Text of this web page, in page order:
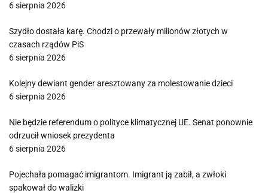
6 sierpnia 2026
Szydło dostała karę. Chodzi o przewały milionów złotych w
czasach rządów PiS
6 sierpnia 2026
Kolejny dewiant gender aresztowany za molestowanie dzieci
6 sierpnia 2026
Nie będzie referendum o polityce klimatycznej UE. Senat ponownie
odrzucił wniosek prezydenta
6 sierpnia 2026
Pojechała pomagać imigrantom. Imigrant ją zabił, a zwłoki
spakował do walizki